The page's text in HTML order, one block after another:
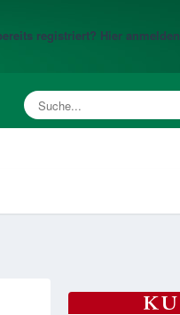
registriert? Hier anmelden